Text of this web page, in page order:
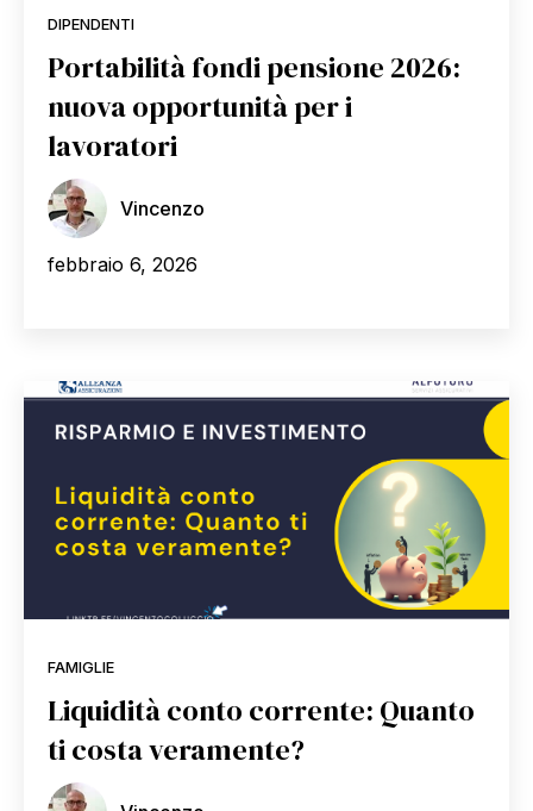
DIPENDENTI
Portabilità fondi pensione 2026:
nuova opportunità per i
lavoratori
Vincenzo
febbraio 6, 2026
FAMIGLIE
Liquidità conto corrente: Quanto
ti costa veramente?